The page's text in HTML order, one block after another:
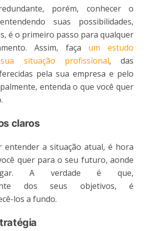
porém, conhecer o
suas possibilidades,
é o primeiro passo para qualquer
Assim, faça um estudo
situação profissional, das
pela sua empresa e pelo
entenda o que você quer
claros
entender a situação atual, é hora
quer para o seu futuro, aonde
A verdade é que,
dos seus objetivos, é
los a fundo.